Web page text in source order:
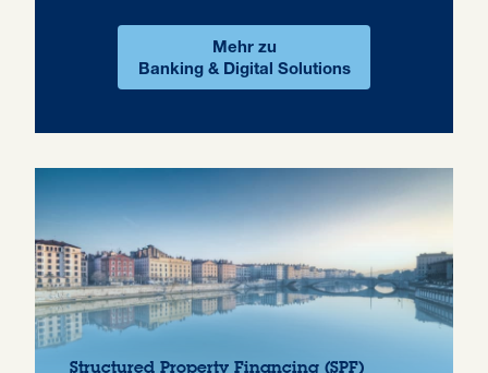
Mehr zu
Banking & Digital Solutions
Structured Property Financing (SPF)